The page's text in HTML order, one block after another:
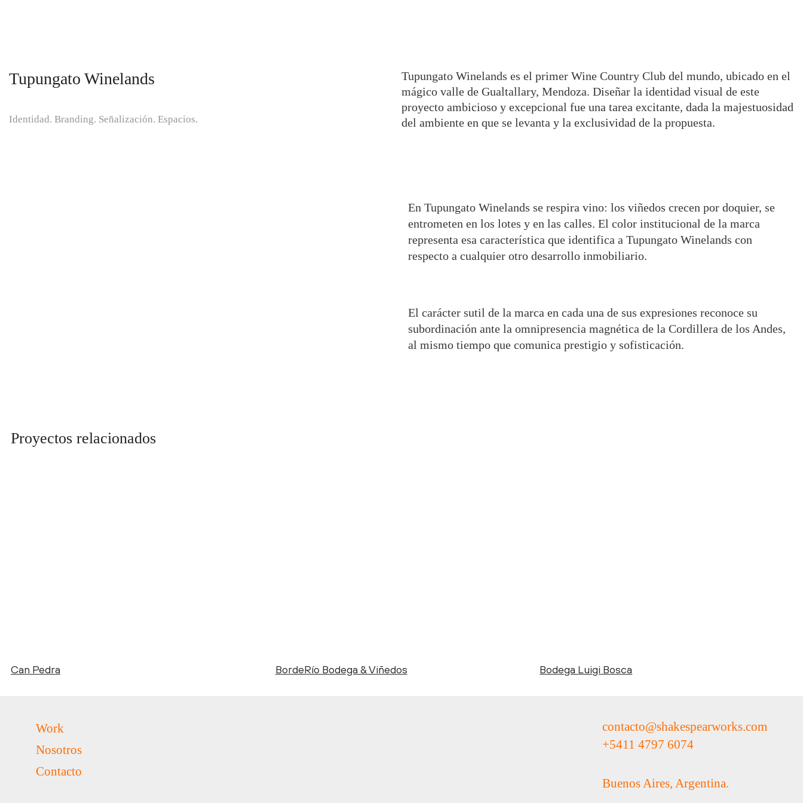
Tupungato Winelands
Identidad. Branding. Señalización. Espacios.
Tupungato Winelands es el primer Wine Country Club del mundo, ubicado en el
mágico valle de Gualtallary, Mendoza. Diseñar la identidad visual de este
proyecto ambicioso y excepcional fue una tarea excitante, dada la majestuosidad
del ambiente en que se levanta y la exclusividad de la propuesta.
En Tupungato Winelands se respira vino: los viñedos crecen por doquier, se
entrometen en los lotes y en las calles. El color institucional de la marca
representa esa característica que identifica a Tupungato Winelands con
respecto a cualquier otro desarrollo inmobiliario.
El carácter sutil de la marca en cada una de sus expresiones reconoce su
subordinación ante la omnipresencia magnética de la Cordillera de los Andes,
al mismo tiempo que comunica prestigio y sofisticación.
Proyectos relacionados
Can Pedra BordeRío Bodega & Viñedos Bodega Luigi Bosca
Work
Nosotros
Contacto
contacto@shakespearworks.com
+5411 4797 6074
Buenos Aires, Argentina.